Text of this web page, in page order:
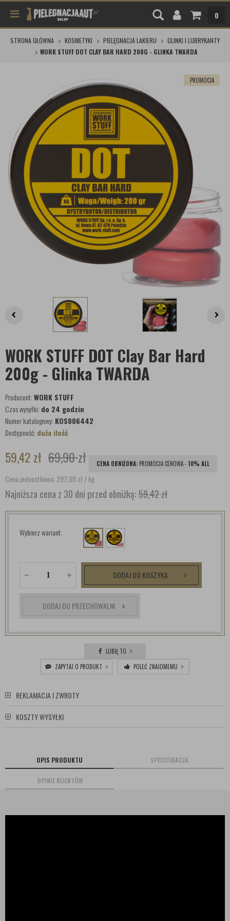
0
STRONA GŁÓWNA KOSMETYKI PIELĘGNACJA LAKIERU
GLINKI I LUBRYKANTY
WORK STUFF DOT CLAY BAR HARD 200G - GLINKA TWARDA
PROMOCJA
WORK STUFF DOT Clay Bar Hard
200g - Glinka TWARDA
Producent:WORK STUFF
Czas wysyłki: do 24 godzin
Numer katalogowy: KOS006442
Dostępność: duża ilość
59,42zł 69,90zł CENA OBNIŻONA: PROMOCJA CENOWA -10% ALL
Cena jednostkowa: 297,08zł/ kg
Najniższa cena z 30 dni przed obniżką:59,42 zł
Wybierz wariant:
DODAJ DO KOSZYKA
DODAJ DO PRZECHOWALNI
LUBIĘ TO
ZAPYTAJ O PRODUKT
POLEĆ ZNAJOMEMU
REKLAMACJA I ZWROTY
KOSZTY WYSYŁKI
OPIS PRODUKTU SPECYFIKACJA
OPINIE KLIENTÓW